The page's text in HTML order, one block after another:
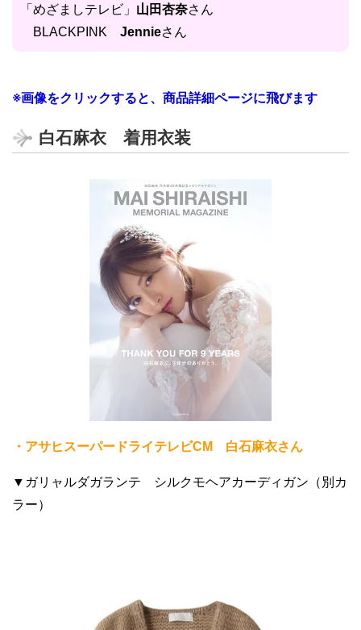
「めざましテレビ」 山田杏奈さん
BLACKPINK Jennieさん
※画像をクリックすると、商品詳細ページに飛びます
白石麻衣 着用衣装
・アサヒスーパードライテレビCM 白石麻衣さん
▼ガリャルダガランテ シルクモヘアカーディガン（別カ
ラー）